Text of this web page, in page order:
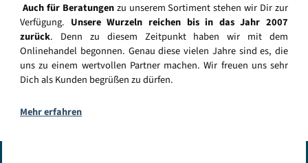
Auch für Beratungenzu unserem Sortiment stehen wir Dir zur
Verfügung. Unsere Wurzeln reichen bis in das Jahr 2007
zurück. Denn zu diesem Zeitpunkt haben wir mit dem
Onlinehandel begonnen. Genau diese vielen Jahre sind es, die
uns zu einem wertvollen Partner machen. Wir freuen uns sehr
Dich als Kunden begrüßen zu dürfen.
Mehr erfahren